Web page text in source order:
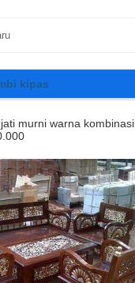
kipas
murni warna kombinasi